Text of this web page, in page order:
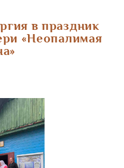
в праздник
«Неопалимая